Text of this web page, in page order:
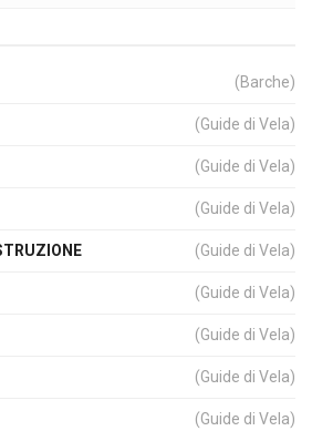
(Barche)
(Guide di Vela)
(Guide di Vela)
(Guide di Vela)
(Guide di Vela)
(Guide di Vela)
(Guide di Vela)
(Guide di Vela)
(Guide di Vela)